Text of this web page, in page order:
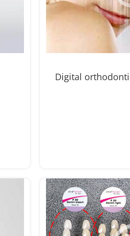
Digital